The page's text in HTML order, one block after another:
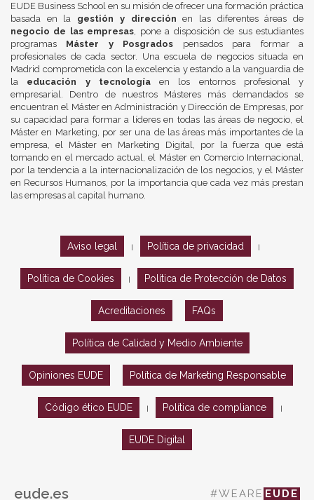
EUDE Business School en su misión de ofrecer una formación práctica
basada en la gestión y dirección en las diferentes áreas de
negocio de las empresas, pone a disposición de sus estudiantes
programas Máster y Posgrados pensados para formar a
profesionales de cada sector. Una escuela de negocios situada en
Madrid comprometida con la excelencia y estando a la vanguardia de
la educación y tecnologíaen los entornos profesional y
empresarial. Dentro de nuestros Másteres más demandados se
encuentran el Máster en Administración y Dirección de Empresas, por
su capacidad para formar a líderes en todas las áreas de negocio, el
Máster en Marketing, por ser una de las áreas más importantes de la
empresa, el Máster en Marketing Digital, por la fuerza que está
tomando en el mercado actual, el Máster en Comercio Internacional,
por la tendencia a la internacionalización de los negocios, y el Máster
en Recursos Humanos, por la importancia que cada vez más prestan
las empresas al capital humano.
Aviso legal Política de privacidad
Política de Cookies Política de Protección de Datos
Acreditaciones FAQs
Política de Calidad y Medio Ambiente
Opiniones EUDE Política de Marketing Responsable
Código ético EUDE Política de compliance
EUDE Digital
eude.es #WEARE EUDE